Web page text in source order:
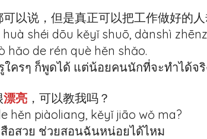
以说，但是真正可以把工作做好的人
shéi dōu kěyǐ shuō, dànshì
hǎo de rén què hěn shǎo.
ใครๆ ก็พูดได้ แต่น้อยคนนักที่จะทำได้จริ
漂亮，可以教我吗？
hěn piàoliang, kěyǐ jiāo wǒ ma?
สือสวย ช่วยสอนฉันหน่อยได้ไหม